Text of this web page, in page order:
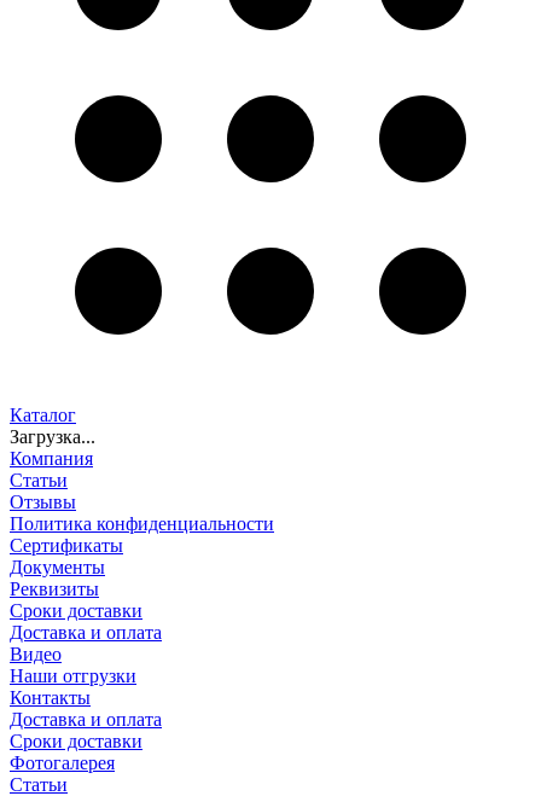
Каталог
Загрузка...
Компания
Статьи
Отзывы
Политика конфиденциальности
Сертификаты
Документы
Реквизиты
Сроки доставки
Доставка и оплата
Видео
Наши отгрузки
Контакты
Доставка и оплата
Сроки доставки
Фотогалерея
Статьи